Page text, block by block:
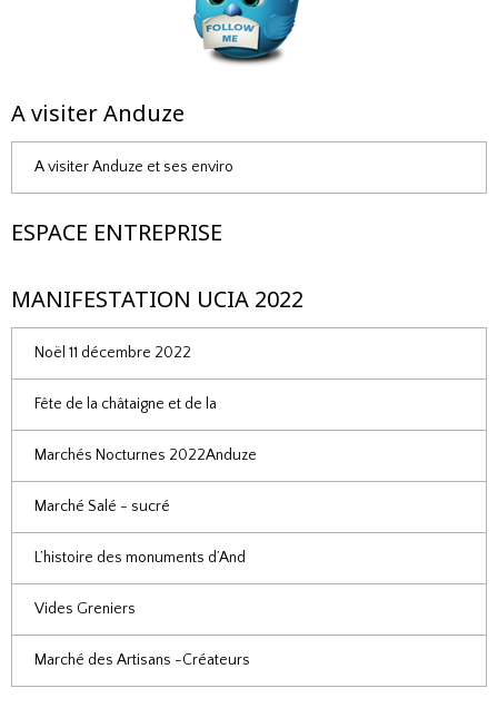
A visiter Anduze
A visiter Anduze et ses enviro
ESPACE ENTREPRISE
MANIFESTATION UCIA 2022
Noël 11 décembre 2022
Fête de la châtaigne et de la
Marchés Nocturnes 2022Anduze
Marché Salé - sucré
L’histoire des monuments d’And
Vides Greniers
Marché des Artisans -Créateurs